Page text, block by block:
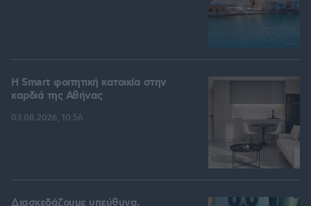
Η Smart φοιτητική κατοικία στην
καρδιά της Αθήνας
03.08.2026, 10:56